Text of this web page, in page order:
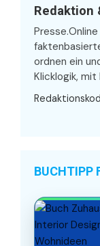
Redaktion
ordnen ein
Klicklogik,
BUCHTIPP